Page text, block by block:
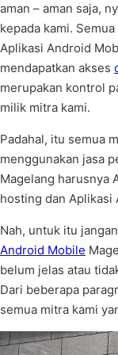
aman – aman saja,
kepada kami.
Aplikasi Android
mendapatkan akses
merupakan kontrol
milik mitra kami.
Padahal, itu semua
menggunakan jasa
Magelang harusnya
hosting dan Aplikasi
Nah, untuk itu
Android Mobile
belum jelas atau
Dari beberapa
semua mitra kami